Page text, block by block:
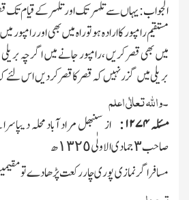
الجواب : یہاں سے تلہر تك اور تلہر کے قیام
مستقیم رامپور کا ارادہ ہو تو راہ میں بھی اور
میں بھی قصر کریں ، رامپور جانے میں اگر چہ
بریلی میں گزر نہیں کہ قصر کا قصر کردیں اس
۔واﷲ تعالٰی اعلم
مسئلہ۱۲۷۴ :
از سنبھل مراد آباد محلہ
صاحب ٣ جمادی الاولٰی ١٣٢٥ھ
مسافر اگر نمازی پوری چار رکعت پڑھادے تو